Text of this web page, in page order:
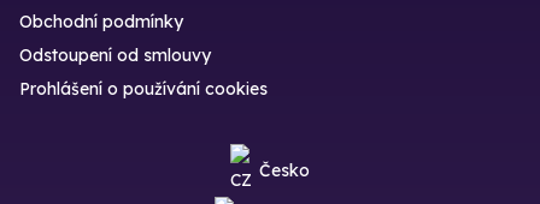
Obchodní podmínky
Odstoupení od smlouvy
Prohlášení o používání cookies
Česko